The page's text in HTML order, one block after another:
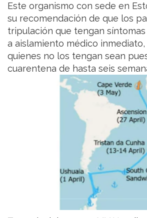
Este organismo con sede en
su recomendación de que los
tripulación que tengan
a aislamiento médico
quienes no los tengan sean
cuarentena de hasta seis